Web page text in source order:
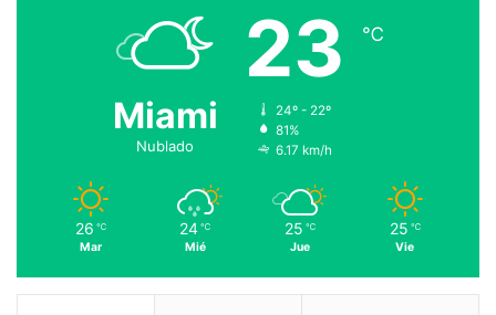
Miami
Nublado
23 ℃
24º - 22º
81%
6.17 km/h
26 ℃
Mar
24 ℃
Mié
25 ℃
Jue
25 ℃
Vie